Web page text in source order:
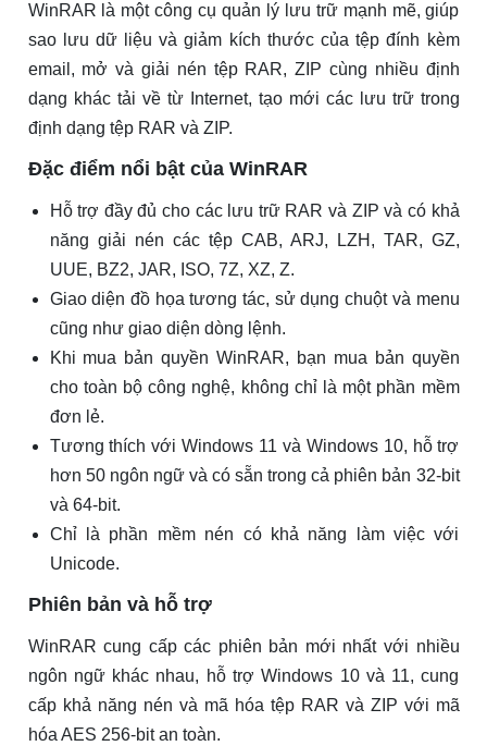
WinRAR là một công cụ quản lý lưu trữ mạnh mẽ, giúp
sao lưu dữ liệu và giảm kích thước của tệp đính kèm
email, mở và giải nén tệp RAR, ZIP cùng nhiều định
dạng khác tải về từ Internet, tạo mới các lưu trữ trong
định dạng tệp RAR và ZIP.
Đặc điểm nổi bật của WinRAR
Hỗ trợ đầy đủ cho các lưu trữ RAR và ZIP và có khả
năng giải nén các tệp CAB, ARJ, LZH, TAR, GZ,
UUE, BZ2, JAR, ISO, 7Z, XZ, Z.
Giao diện đồ họa tương tác, sử dụng chuột và menu
cũng như giao diện dòng lệnh.
Khi mua bản quyền WinRAR, bạn mua bản quyền
cho toàn bộ công nghệ, không chỉ là một phần mềm
đơn lẻ.
Tương thích với Windows 11 và Windows 10, hỗ trợ
hơn 50 ngôn ngữ và có sẵn trong cả phiên bản 32-bit
và 64-bit.
Chỉ là phần mềm nén có khả năng làm việc với
Unicode.
Phiên bản và hỗ trợ
WinRAR cung cấp các phiên bản mới nhất với nhiều
ngôn ngữ khác nhau, hỗ trợ Windows 10 và 11, cung
cấp khả năng nén và mã hóa tệp RAR và ZIP với mã
hóa AES 256-bit an toàn.